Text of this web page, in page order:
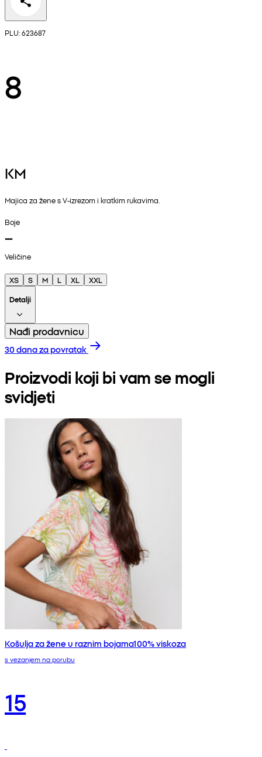
PLU: 623687
8
KM
Majica za žene s V-izrezom i kratkim rukavima.
Boje
Veličine
XS S M L XL
XXL
Detalji
Nađi prodavnicu
30 dana za povratak
Proizvodi koji bi vam se mogli
svidjeti
Košulja za žene u raznim bojama100% viskoza
s vezanjem na porubu
15